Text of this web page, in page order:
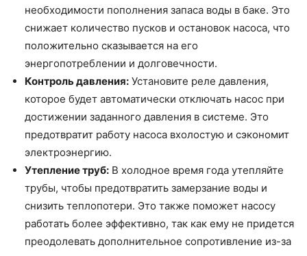
необходимости пополнения запаса воды в баке. Это
снижает количество пусков и остановок насоса, что
положительно сказывается на его
энергопотреблении и долговечности.
Контроль давления: Установите реле давления,
которое будет автоматически отключать насос при
достижении заданного давления в системе. Это
предотвратит работу насоса вхолостую и сэкономит
электроэнергию.
Утепление труб: В холодное время года утепляйте
трубы, чтобы предотвратить замерзание воды и
снизить теплопотери. Это также поможет насосу
работать более эффективно, так как ему не придется
преодолевать дополнительное сопротивление из-за